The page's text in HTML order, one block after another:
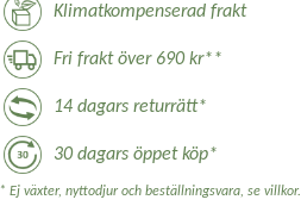
Klimatkompenserad frakt
Fri frakt över 690 kr**
14 dagars returrätt*
30 dagars öppet köp*
* Ej växter, nyttodjur och beställningsvara, se villkor.